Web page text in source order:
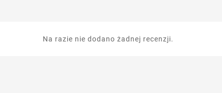
Na razie nie dodano żadnej recenzji.